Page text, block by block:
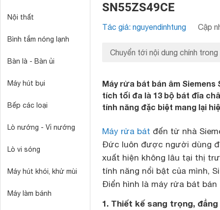
Nội thất
Bình tắm nóng lạnh
Bàn là - Bàn ủi
Máy hút bụi
Bếp các loại
Lò nướng - Vỉ nướng
Lò vi sóng
Máy hút khói, khử mùi
Máy làm bánh
SN55ZS49CE
Tác giả: nguyendinhtung Cập
Chuyển tới nội dung chính trong
Máy rửa bát bán âm Siemens
tích tối đa là 13 bộ bát đĩa
tính năng đặc biệt mang lại
Máy rửa bát đến từ nhà
Đức luôn được người dùng
xuất hiện không lâu tại thị
tính năng nổi bật của mình,
Điển hình là máy rửa bát bán
1. Thiết kế sang trọng,